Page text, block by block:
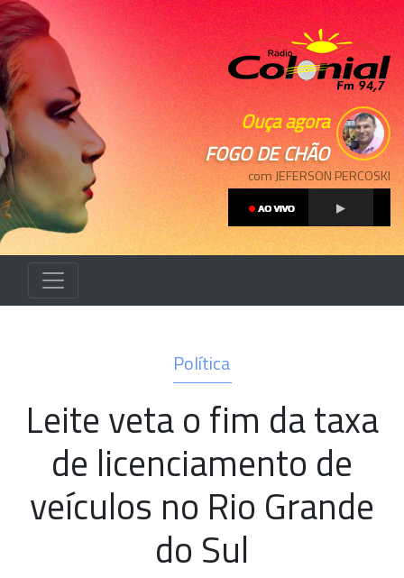
Ouça agora
FOGO DE CHÃO
com JEFERSON PERCOSKI
Política
Leite veta o fim da taxa
de licenciamento de
veículos no Rio Grande
do Sul